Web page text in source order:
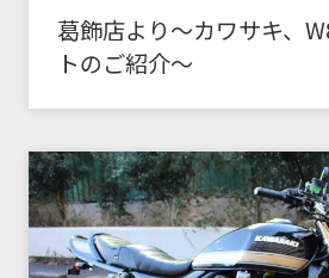
葛飾店より～カワサキ、
トのご紹介～